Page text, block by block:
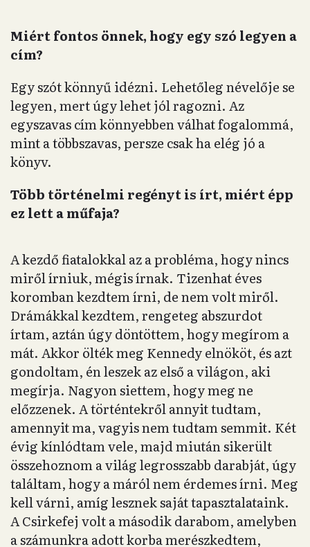
Miért fontos önnek, hogy egy szó legyen a
cím?
Egy szót könnyű idézni. Lehetőleg névelője se
legyen, mert úgy lehet jól ragozni. Az
egyszavas cím könnyebben válhat fogalommá,
mint a többszavas, persze csak ha elég jó a
könyv.
Több történelmi regényt is írt, miért épp
ez lett a műfaja?
A kezdő fiatalokkal az a probléma, hogy nincs
miről írniuk, mégis írnak. Tizenhat éves
koromban kezdtem írni, de nem volt miről.
Drámákkal kezdtem, rengeteg abszurdot
írtam, aztán úgy döntöttem, hogy megírom a
mát. Akkor ölték meg Kennedy elnököt, és azt
gondoltam, én leszek az első a világon, aki
megírja. Nagyon siettem, hogy meg ne
előzzenek. A történtekről annyit tudtam,
amennyit ma, vagyis nem tudtam semmit. Két
évig kínlódtam vele, majd miután sikerült
összehoznom a világ legrosszabb darabját, úgy
találtam, hogy a máról nem érdemes írni. Meg
kell várni, amíg lesznek saját tapasztalataink.
A Csirkefej volt a második darabom, amelyben
a számunkra adott korba merészkedtem,